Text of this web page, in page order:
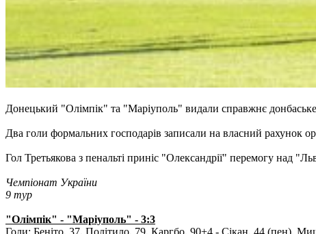
Донецький "Олімпік" та "Маріуполь" видали справжнє
Два голи формальних господарів записали на власний рахунок
Гол Третьякова з пенальті приніс "Олександрії" перемогу над
Чемпіонат України
9 тур
"Олімпік" - "Маріуполь" - 3:3
Голи: Беніто, 37, Політило, 79, Каргбо, 90+4 - Сікан, 44 (пен),